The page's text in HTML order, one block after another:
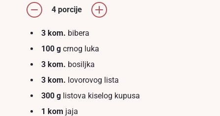
4 porcije
3 kom. bibera
100 gcrnog luka
3 kom. bosiljka
3 kom. lovorovog lista
300 glistova kiselog kupusa
1 kom jaja